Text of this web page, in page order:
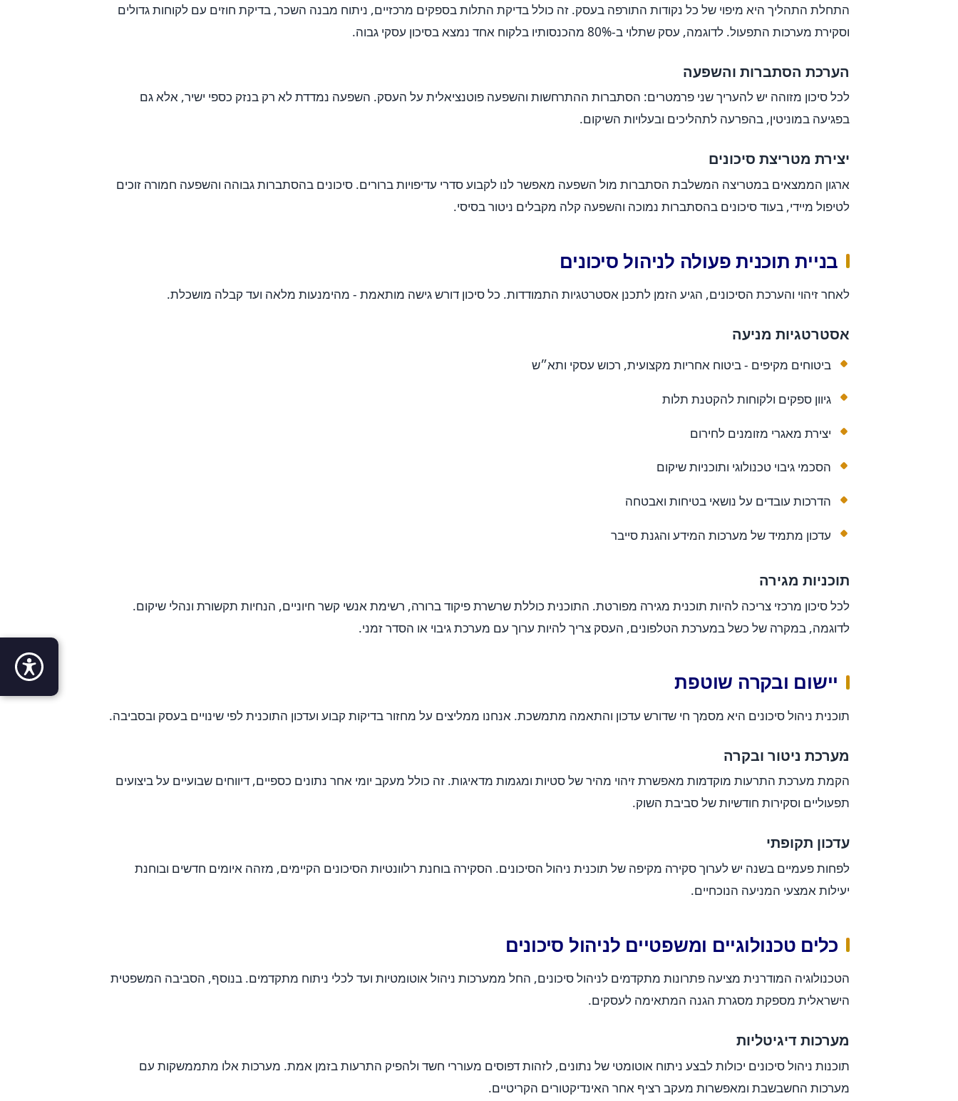
התחלת התהליך היא מיפוי של כל נקודות התורפה בעסק. זה כולל בדיקת התלות בספקים מרכזיים, ניתוח מבנה השכר, בדיקת חוזים עם לקוחות גדולים
וסקירת מערכות התפעול. לדוגמה, עסק שתלוי ב-80% מהכנסותיו בלקוח אחד נמצא בסיכון עסקי גבוה.
הערכת הסתברות והשפעה
לכל סיכון מזוהה יש להעריך שני פרמטרים: הסתברות ההתרחשות והשפעה פוטנציאלית על העסק. השפעה נמדדת לא רק בנזק כספי ישיר, אלא גם
בפגיעה במוניטין, בהפרעה לתהליכים ובעלויות השיקום.
יצירת מטריצת סיכונים
ארגון הממצאים במטריצה המשלבת הסתברות מול השפעה מאפשר לנו לקבוע סדרי עדיפויות ברורים. סיכונים בהסתברות גבוהה והשפעה חמורה זוכים
לטיפול מיידי, בעוד סיכונים בהסתברות נמוכה והשפעה קלה מקבלים ניטור בסיסי.
בניית תוכנית פעולה לניהול סיכונים
לאחר זיהוי והערכת הסיכונים, הגיע הזמן לתכנן אסטרטגיות התמודדות. כל סיכון דורש גישה מותאמת - מהימנעות מלאה ועד קבלה מושכלת.
אסטרטגיות מניעה
ביטוחים מקיפים - ביטוח אחריות מקצועית, רכוש עסקי ותא״ש
גיוון ספקים ולקוחות להקטנת תלות
יצירת מאגרי מזומנים לחירום
הסכמי גיבוי טכנולוגי ותוכניות שיקום
הדרכות עובדים על נושאי בטיחות ואבטחה
עדכון מתמיד של מערכות המידע והגנת סייבר
תוכניות מגירה
לכל סיכון מרכזי צריכה להיות תוכנית מגירה מפורטת. התוכנית כוללת שרשרת פיקוד ברורה, רשימת אנשי קשר חיוניים, הנחיות תקשורת ונהלי שיקום.
לדוגמה, במקרה של כשל במערכת הטלפונים, העסק צריך להיות ערוך עם מערכת גיבוי או הסדר זמני.
יישום ובקרה שוטפת
תוכנית ניהול סיכונים היא מסמך חי שדורש עדכון והתאמה מתמשכת. אנחנו ממליצים על מחזור בדיקות קבוע ועדכון התוכנית לפי שינויים בעסק ובסביבה.
מערכת ניטור ובקרה
הקמת מערכת התרעות מוקדמות מאפשרת זיהוי מהיר של סטיות ומגמות מדאיגות. זה כולל מעקב יומי אחר נתונים כספיים, דיווחים שבועיים על ביצועים
תפעוליים וסקירות חודשיות של סביבת השוק.
עדכון תקופתי
לפחות פעמיים בשנה יש לערוך סקירה מקיפה של תוכנית ניהול הסיכונים. הסקירה בוחנת רלוונטיות הסיכונים הקיימים, מזהה איומים חדשים ובוחנת
יעילות אמצעי המניעה הנוכחיים.
כלים טכנולוגיים ומשפטיים לניהול סיכונים
הטכנולוגיה המודרנית מציעה פתרונות מתקדמים לניהול סיכונים, החל ממערכות ניהול אוטומטיות ועד לכלי ניתוח מתקדמים. בנוסף, הסביבה המשפטית
הישראלית מספקת מסגרת הגנה המתאימה לעסקים.
מערכות דיגיטליות
תוכנות ניהול סיכונים יכולות לבצע ניתוח אוטומטי של נתונים, לזהות דפוסים מעוררי חשד ולהפיק התרעות בזמן אמת. מערכות אלו מתממשקות עם
מערכות החשבשבת ומאפשרות מעקב רציף אחר האינדיקטורים הקריטיים.